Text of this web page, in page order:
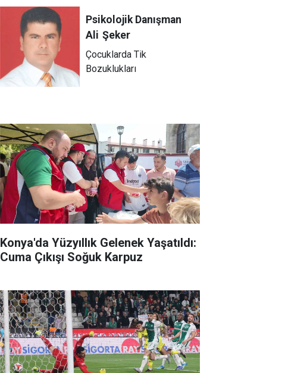
Psikolojik Danışman
Ali Şeker
Çocuklarda Tik
Bozuklukları
Konya'da Yüzyıllık Gelenek Yaşatıldı:
Cuma Çıkışı Soğuk Karpuz